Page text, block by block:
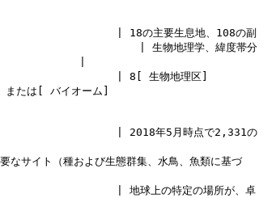
| 18の主要生息地、108の副
| 生物地理学、緯度帯分
|
| 8[ 生物地理区]
たは[ バイオーム]
| 2018年5月時点で2,331の
なサイト（種および生態群集、水鳥、魚類に基づ
| 地球上の特定の場所が、卓